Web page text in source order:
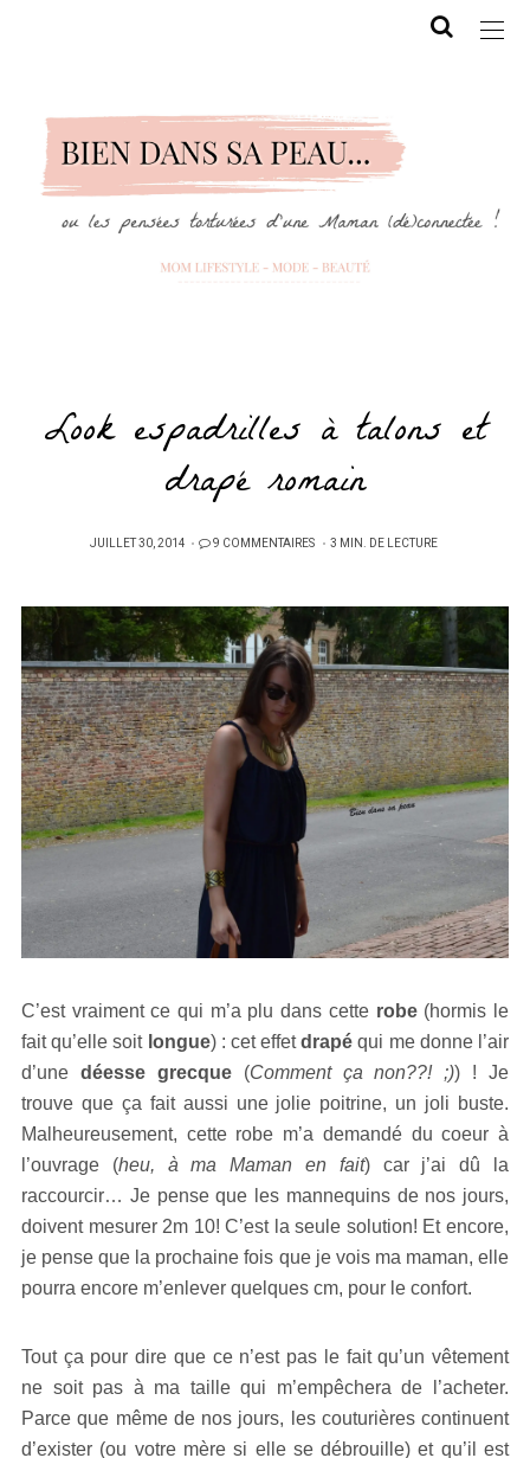
Look espadrilles à talons et
drapé romain
PUBLIÉ
JUILLET 30, 2014 9 COMMENTAIRES 3 MIN. DE LECTURE
C’est vraiment ce qui m’a plu dans cette robe(hormis le
fait qu’elle soit longue) : cet effetdrapé qui me donne l’air
d’une déesse grecque(Comment ça non??! ;)) ! Je
trouve que ça fait aussi une jolie poitrine, un joli buste.
Malheureusement, cette robe m’a demandé du coeur à
l’ouvrage (heu, à ma Maman en fait) car j’ai dû la
raccourcir… Je pense que les mannequins de nos jours,
doivent mesurer 2m 10! C’est la seule solution! Et encore,
je pense que la prochaine fois que je vois ma maman, elle
pourra encore m’enlever quelques cm, pour le confort.
Tout ça pour dire que ce n’est pas le fait qu’un vêtement
ne soit pas à ma taille qui m’empêchera de l’acheter.
Parce que même de nos jours, les couturières continuent
d’exister (ou votre mère si elle se débrouille) et qu’il est